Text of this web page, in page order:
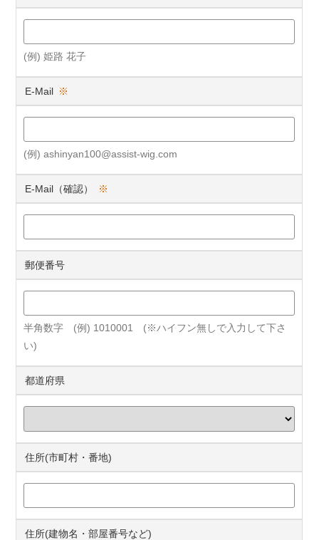
(例) 姫路 花子
E-Mail ※
(例) ashinyan100@assist-wig.com
E-Mail（確認） ※
郵便番号
半角数字 (例) 1010001 (※ハイフン無しで入力して下さ
い)
都道府県
住所(市町村・番地)
住所(建物名・部屋番号など)